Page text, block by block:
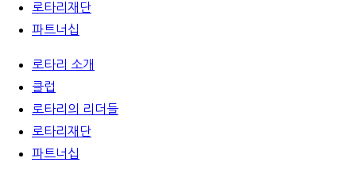
로타리재단
파트너십
로타리 소개
클럽
로타리의 리더들
로타리재단
파트너십